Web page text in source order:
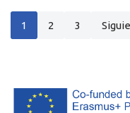
1 2 3